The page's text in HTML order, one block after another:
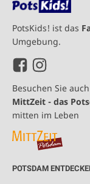
PotsKids! ist das
Umgebung.
Besuchen Sie auch
MittZeit - das
mitten im Leben
POTSDAM